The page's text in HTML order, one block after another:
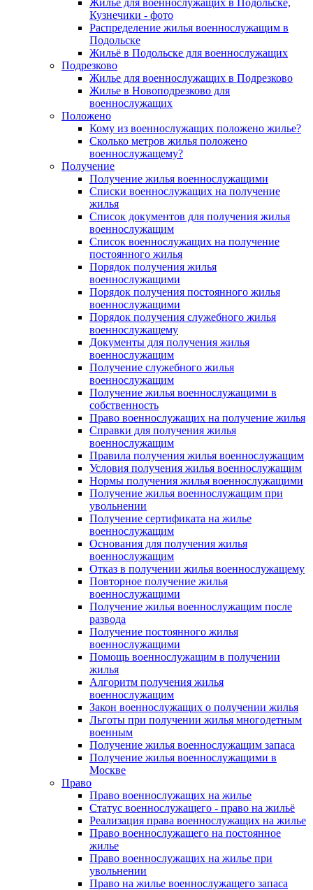
Жилье для военнослужащих в Подольске,
Кузнечики - фото
Распределение жилья военнослужащим в
Подольске
Жильё в Подольске для военнослужащих
Подрезково
Жилье для военнослужащих в Подрезково
Жилье в Новоподрезково для
военнослужащих
Положено
Кому из военнослужащих положено жилье?
Сколько метров жилья положено
военнослужащему?
Получение
Получение жилья военнослужащими
Списки военнослужащих на получение
жилья
Список документов для получения жилья
военнослужащим
Список военнослужащих на получение
постоянного жилья
Порядок получения жилья
военнослужащими
Порядок получения постоянного жилья
военнослужащими
Порядок получения служебного жилья
военнослужащему
Документы для получения жилья
военнослужащим
Получение служебного жилья
военнослужащим
Получение жилья военнослужащими в
собственность
Право военнослужащих на получение жилья
Справки для получения жилья
военнослужащим
Правила получения жилья военнослужащим
Условия получения жилья военнослужащим
Нормы получения жилья военнослужащими
Получение жилья военнослужащим при
увольнении
Получение сертификата на жилье
военнослужащим
Основания для получения жилья
военнослужащим
Отказ в получении жилья военнослужащему
Повторное получение жилья
военнослужащими
Получение жилья военнослужащим после
развода
Получение постоянного жилья
военнослужащими
Помощь военнослужащим в получении
жилья
Алгоритм получения жилья
военнослужащим
Закон военнослужащих о получении жилья
Льготы при получении жилья многодетным
военным
Получение жилья военнослужащим запаса
Получение жилья военнослужащими в
Москве
Право
Право военнослужащих на жилье
Статус военнослужащего - право на жильё
Реализация права военнослужащих на жилье
Право военнослужащего на постоянное
жилье
Право военнослужащих на жилье при
увольнении
Право на жилье военнослужащего запаса